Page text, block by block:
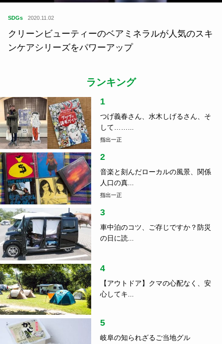
SDGs 2020.11.02
クリーンビューティーのベアミネラルが人気のスキ
ンケアシリーズをパワーアップ
ランキング
1
つげ義春さん、水木しげるさん、そ
して……...
指出一正
2
音楽と刻んだローカルの風景、関係
人口の真...
指出一正
3
車中泊のコツ、ご存じですか？防災
の日に読...
4
【アウトドア】クマの心配なく、安
心してキ...
5
岐阜の知られざるご当地グル